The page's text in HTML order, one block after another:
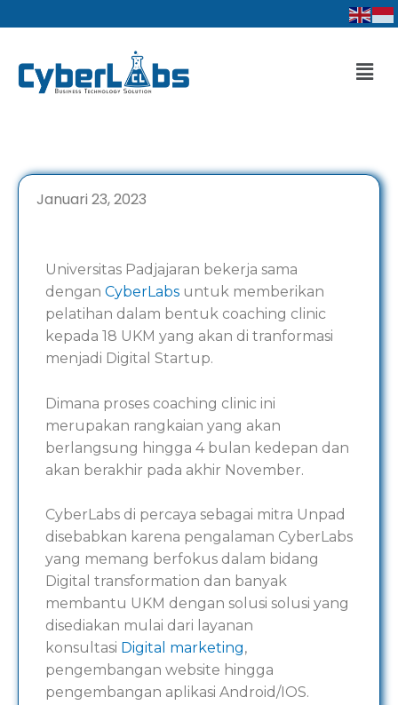
ke
Januari 23, 2023
Universitas Padjajaran bekerja sama
dengan CyberLabs untuk memberikan
pelatihan dalam bentuk coaching clinic
kepada 18 UKM yang akan di tranformasi
menjadi Digital Startup.
Dimana proses coaching clinic ini
merupakan rangkaian yang akan
berlangsung hingga 4 bulan kedepan dan
akan berakhir pada akhir November.
CyberLabs di percaya sebagai mitra Unpad
disebabkan karena pengalaman CyberLabs
yang memang berfokus dalam bidang
Digital transformation dan banyak
membantu UKM dengan solusi solusi yang
disediakan mulai dari layanan
konsultasi Digital marketing,
pengembangan website hingga
pengembangan aplikasi Android/IOS.